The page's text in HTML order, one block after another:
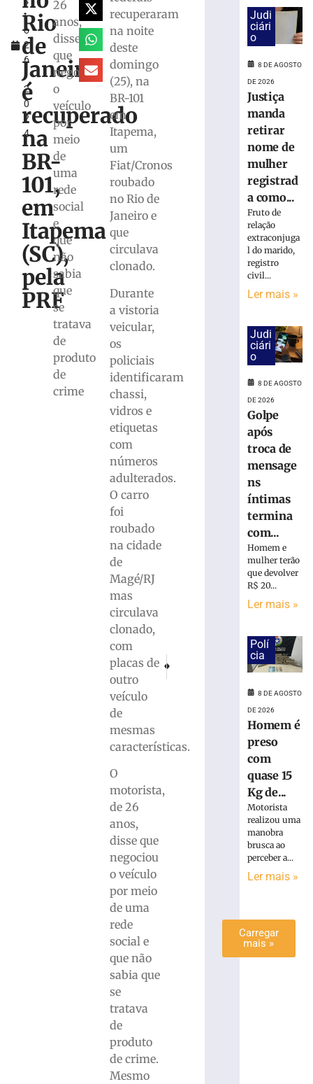
t
o
2
6
,
2
0
2
4
Rio
de
Janeiro
é
recuperado
na
BR-
101,
em
Itapema
(SC),
pela
PRF
26
anos,
disse
que
negociou
o
veículo
por
meio
de
uma
rede
social
e
que
não
sabia
que
se
tratava
de
produto
de
crime
recuperaram
na noite
deste
domingo
(25), na
BR-101
em
Itapema,
um
Fiat/Cronos
roubado
no Rio de
Janeiro e
que
circulava
clonado.
Durante
a vistoria
veicular,
os
policiais
identificaram
chassi,
vidros e
etiquetas
com
números
adulterados.
O carro
foi
roubado
na cidade
de
Magé/RJ
mas
circulava
clonado,
com
placas de
outro
veículo
de
mesmas
características.
O
motorista,
de 26
anos,
disse que
negociou
o veículo
por meio
de uma
rede
social e
que não
sabia que
se
tratava
de
produto
de crime.
Mesmo
BR-101: PRF/SC recupera, em
PRÓXIMO
Automóvel sai da pista e tomba às
exige
transferências
bancárias
após
carro
apresentar
problemas
agosto
Homem
tropeça
calçada,
pista
atropelado
Bento
agosto
preso
com
maconha
Blumenau
agosto
Carregar
mais »
Judi
ciári
o
8 DE AGOSTO
DE 2026
Justiça
manda
retirar
nome de
mulher
registrad
a como...
Fruto de
relação
extraconjuga
l do marido,
registro
civil...
Ler mais »
Judi
ciári
o
8 DE AGOSTO
DE 2026
Golpe
após
troca de
mensage
ns
íntimas
termina
com...
Homem e
mulher terão
que devolver
R$ 20...
Ler mais »
Polí
cia
8 DE AGOSTO
DE 2026
Homem é
preso
com
quase 15
Kg de...
Motorista
realizou uma
manobra
brusca ao
perceber a...
Ler mais »